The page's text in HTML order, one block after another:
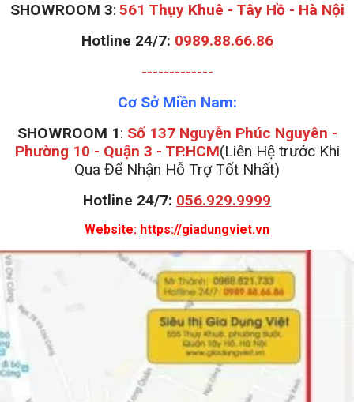
SHOWROOM 3: 561 Thụy Khuê - Tây Hồ - Hà Nội
Hotline 24/7: 0989.88.66.86
-------------
Cơ Sở Miền Nam:
SHOWROOM 1: Số 137 Nguyễn Phúc Nguyên -
Phường 10 - Quận 3 - TP.HCM(Liên Hệ trước Khi
Qua Để Nhận Hỗ Trợ Tốt Nhất)
Hotline 24/7: 056.929.9999
Website: https://giadungviet.vn